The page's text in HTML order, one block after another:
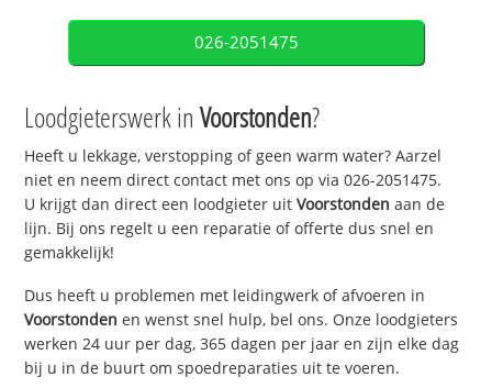
026-2051475
Loodgieterswerk inVoorstonden?
Heeft u lekkage, verstopping of geen warm water? Aarzel
niet en neem direct contact met ons op via 026-2051475.
U krijgt dan direct een loodgieter uitVoorstonden aan de
lijn. Bij ons regelt u een reparatie of offerte dus snel en
gemakkelijk!
Dus heeft u problemen met leidingwerk of afvoeren in
Voorstonden en wenst snel hulp, bel ons. Onze loodgieters
werken 24 uur per dag, 365 dagen per jaar en zijn elke dag
bij u in de buurt om spoedreparaties uit te voeren.